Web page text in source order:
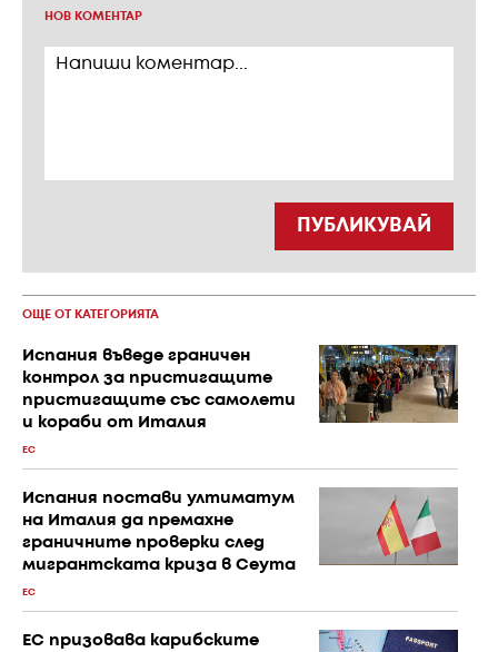
НОВ КОМЕНТАР
ПУБЛИКУВАЙ
ОЩЕ ОТ КАТЕГОРИЯТА
Испания въведе граничен
контрол за пристигащите
пристигащите със самолети
и кораби от Италия
ЕС
Испания постави ултиматум
на Италия да премахне
граничните проверки след
мигрантската криза в Сеута
ЕС
ЕС призовава карибските